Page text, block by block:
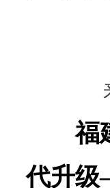
福
代升